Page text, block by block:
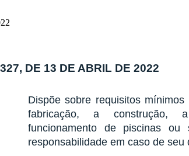
DE 13 DE ABRIL DE 2022
Dispõe sobre requisitos
fabricação, a
funcionamento de piscinas
responsabilidade em caso de seu